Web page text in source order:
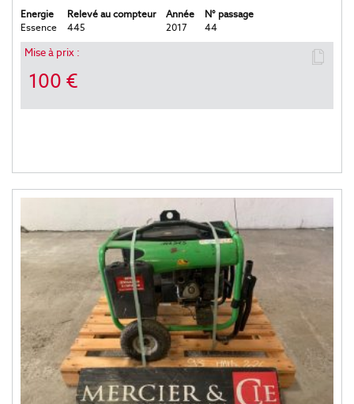
Energie
Essence
Relevé au compteur
445
Année
2017
N° passage
44
Mise à prix :
100 €